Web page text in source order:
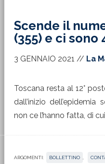
Scende il
(355) e ci
3 GENNAIO 2021 // La
Toscana resta al 12°
dall’inizio
non ce l’hanno fatta, di
ARGOMENTI: BOLLETTINO